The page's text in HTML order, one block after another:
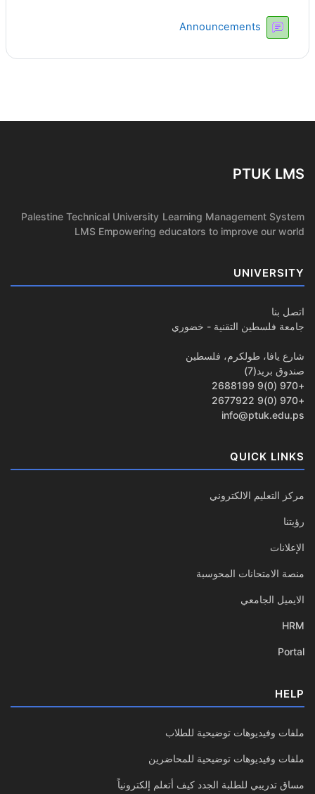
Announcements
PTUK LMS
Palestine Technical University Learning Management System
LMS Empowering educators to improve our world
UNIVERSITY
اتصل بنا
جامعة فلسطين التقنية - خضوري
شارع يافا، طولكرم، فلسطين
صندوق بريد(7)
+970 (0)9 2688199
+970 (0)9 2677922
info@ptuk.edu.ps
QUICK LINKS
مركز التعليم الالكتروني
رؤيتنا
الإعلانات
منصة الامتحانات المحوسبة
الايميل الجامعي
HRM
Portal
HELP
ملفات وفيديوهات توضيحية للطلاب
ملفات وفيديوهات توضيحية للمحاضرين
مساق تدريبي للطلبة الجدد كيف أتعلم إلكترونياً